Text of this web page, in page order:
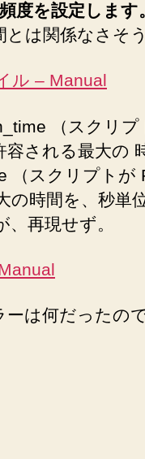
度を設定します
は関係なさそう
ル – Manual
（スクリ
される最大の
（スクリプトが
の時間を、秒単
再現せず。
ーは何だったの